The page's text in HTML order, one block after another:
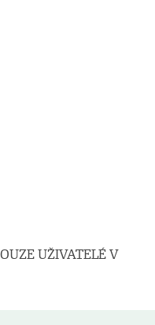
UŽIVATELÉ V